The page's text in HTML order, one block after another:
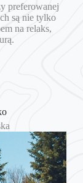
preferowanej
są nie tylko
na relaks,